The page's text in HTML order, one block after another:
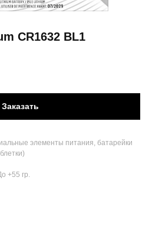
CR1632 BL1
Заказать
элементы питания, батарейки
+55 гр.